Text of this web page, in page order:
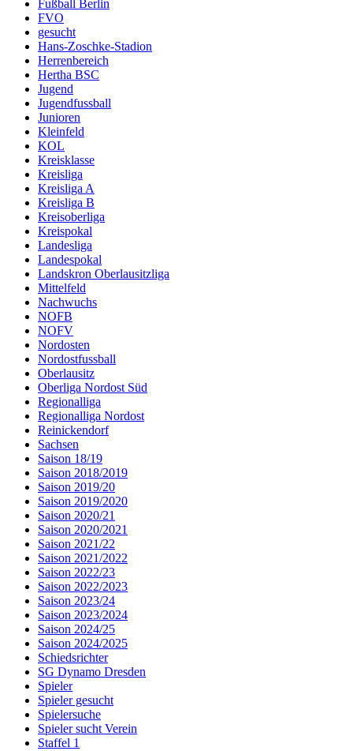
Fußball Berlin
FVO
gesucht
Hans-Zoschke-Stadion
Herrenbereich
Hertha BSC
Jugend
Jugendfussball
Junioren
Kleinfeld
KOL
Kreisklasse
Kreisliga
Kreisliga A
Kreisliga B
Kreisoberliga
Kreispokal
Landesliga
Landespokal
Landskron Oberlausitzliga
Mittelfeld
Nachwuchs
NOFB
NOFV
Nordosten
Nordostfussball
Oberlausitz
Oberliga Nordost Süd
Regionalliga
Regionalliga Nordost
Reinickendorf
Sachsen
Saison 18/19
Saison 2018/2019
Saison 2019/20
Saison 2019/2020
Saison 2020/21
Saison 2020/2021
Saison 2021/22
Saison 2021/2022
Saison 2022/23
Saison 2022/2023
Saison 2023/24
Saison 2023/2024
Saison 2024/25
Saison 2024/2025
Schiedsrichter
SG Dynamo Dresden
Spieler
Spieler gesucht
Spielersuche
Spieler sucht Verein
Staffel 1